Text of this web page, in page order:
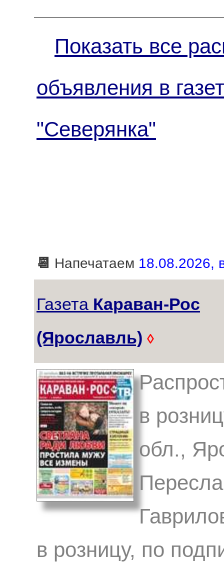
Показать все
объявления в
"Северянка"
📆 Напечатаем 18.08.2026,
Газета Караван-Рос
(Ярославль) ◊
в
обл.,
в розницу, по